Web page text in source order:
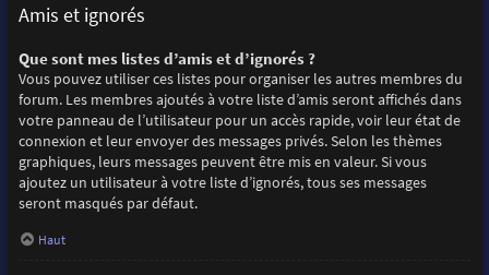
Amis et ignorés
Que sont mes listes d’amis et d’ignorés ?
Vous pouvez utiliser ces listes pour organiser les autres membres du
forum. Les membres ajoutés à votre liste d’amis seront affichés dans
votre panneau de l’utilisateur pour un accès rapide, voir leur état de
connexion et leur envoyer des messages privés. Selon les thèmes
graphiques, leurs messages peuvent être mis en valeur. Si vous
ajoutez un utilisateur à votre liste d’ignorés, tous ses messages
seront masqués par défaut.
Haut